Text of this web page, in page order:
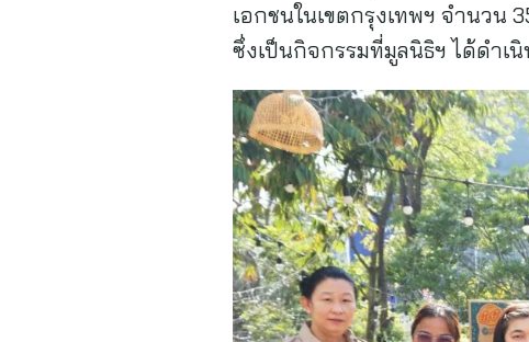
เอกชนในเขตกรุงเทพฯ จำนวน
ซึ่งเป็นกิจกรรมที่มูลนิธิฯ ได้ดำเ